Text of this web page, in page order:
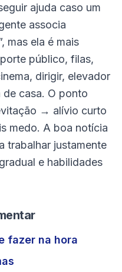
ajuda caso um
associa
mas ela é mais
público, filas,
dirigir, elevador
casa. O ponto
→ alívio curto
medo. A boa notícia
trabalhar justamente
e habilidades
fazer na hora